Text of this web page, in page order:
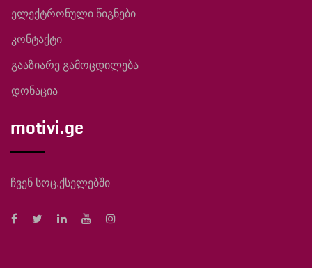
ელექტრონული წიგნები
კონტაქტი
გააზიარე გამოცდილება
დონაცია
motivi.ge
ჩვენ სოც.ქსელებში